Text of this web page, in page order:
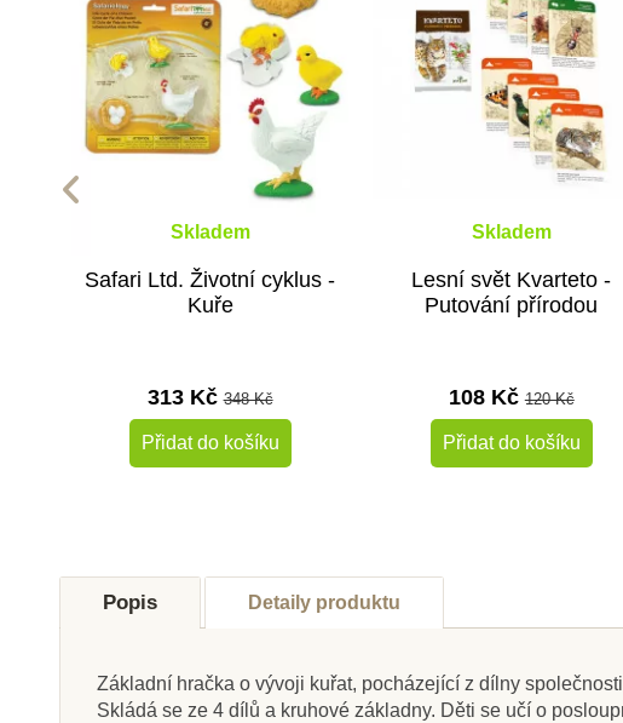
Skladem
Safari Ltd. Životní cyklus -
Kuře
313 Kč348 Kč
Přidat do košíku
Skladem
Lesní svět Kvarteto -
Putování přírodou
108 Kč120 Kč
Přidat do košíku
Do školy Do školy
Popis Detaily produktu
Základní hračka o vývoji kuřat, pocházející z dílny
Skládá se ze 4 dílů a kruhové základny. Děti se učí o